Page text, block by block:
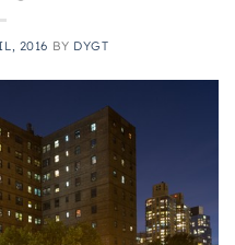
2016 BY DYGT